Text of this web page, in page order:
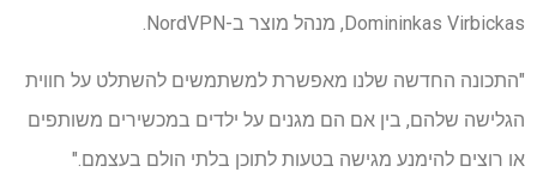
Domininkas Virbickas, מנהל מוצר ב-NordVPN.
"התכונה החדשה שלנו מאפשרת למשתמשים להשתלט על חווית
הגלישה שלהם, בין אם הם מגנים על ילדים במכשירים משותפים
או רוצים להימנע מגישה בטעות לתוכן בלתי הולם בעצמם."